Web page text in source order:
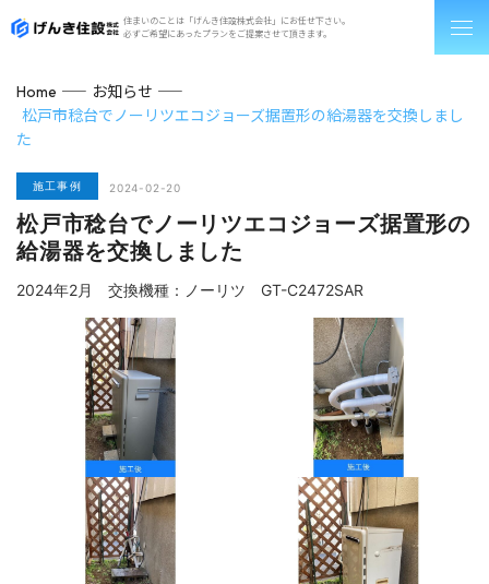
住まいのことは「げんき住設株式会社」にお任せ下さい。
必ずご希望にあったプランをご提案させて頂きます。
Home
お知らせ
松戸市稔台でノーリツエコジョーズ据置形の給湯器を交換しまし
た
施工事例 2024-02-20
松戸市稔台でノーリツエコジョーズ据置形の
給湯器を交換しました
2024年2月 交換機種：ノーリツ GT-C2472SAR